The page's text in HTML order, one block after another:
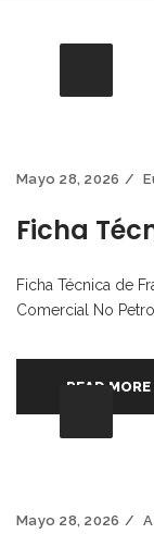
Mayo 28, 2026
Ficha
Ficha Técnica de
Comercial No
READ MORE
Mayo 28, 2026